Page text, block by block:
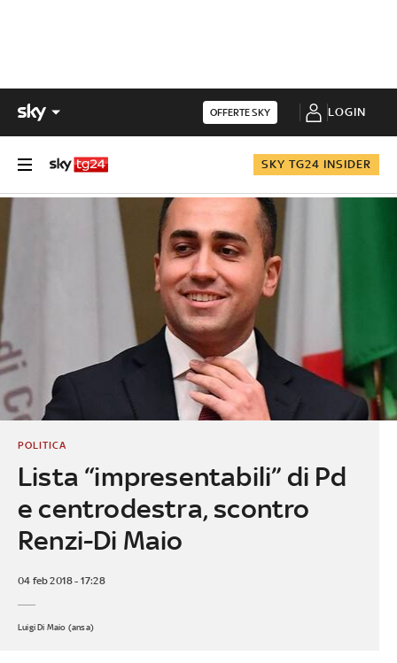
OFFERTE SKY LOGIN
SKY TG24 INSIDER
Lista “impresentabili” di Pd
e centrodestra, scontro
Renzi-Di Maio
POLITICA
04 feb 2018 - 17:28
Luigi Di Maio (ansa)